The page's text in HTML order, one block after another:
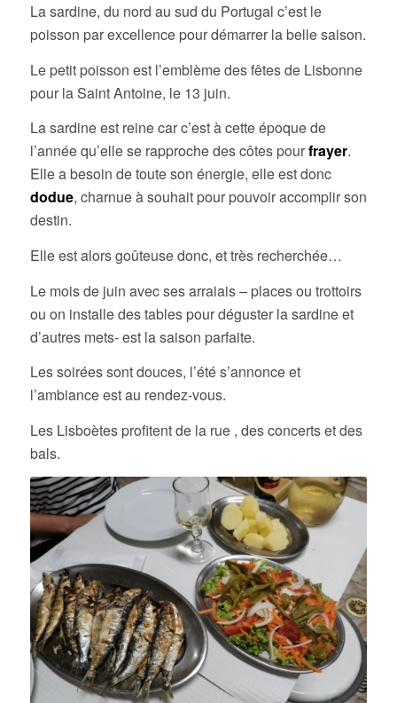
La sardine, du nord au sud du Portugal c’est le
poisson par excellence pour démarrer la belle saison.
Le petit poisson est l’emblème des fêtes de Lisbonne
pour la Saint Antoine, le 13 juin.
La sardine est reine car c’est à cette époque de
l’année qu’elle se rapproche des côtes pourfrayer.
Elle a besoin de toute son énergie, elle est donc
dodue, charnue à souhait pour pouvoir accomplir son
destin.
Elle est alors goûteuse donc, et très recherchée…
Le mois de juin avec ses arraiais – places ou trottoirs
ou on installe des tables pour déguster la sardine et
d’autres mets- est la saison parfaite.
Les soirées sont douces, l’été s’annonce et
l’ambiance est au rendez-vous.
Les Lisboètes profitent de la rue , des concerts et des
bals.